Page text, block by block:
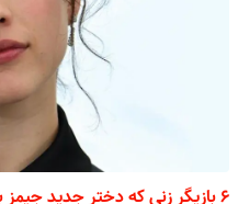
۶ بازیگر زنی که دختر جدید جیمز باند باید از بین آن‌ها انتخاب شود